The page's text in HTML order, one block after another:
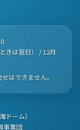
きは翌日） / 12月
はできません。
ドーム）
事業団